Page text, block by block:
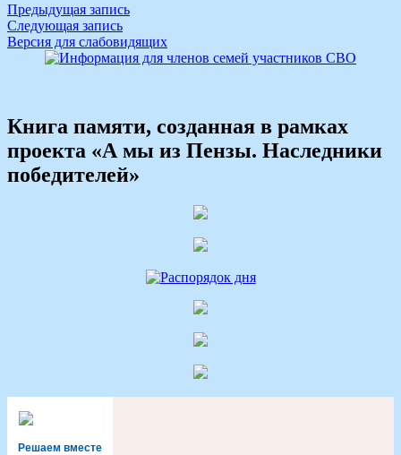
Навигация
по
записям
Предыдущая запись
Следующая запись
Версия для слабовидящих
Книга памяти, созданная в рамках
проекта «А мы из Пензы. Наследники
победителей»
Решаем вместе